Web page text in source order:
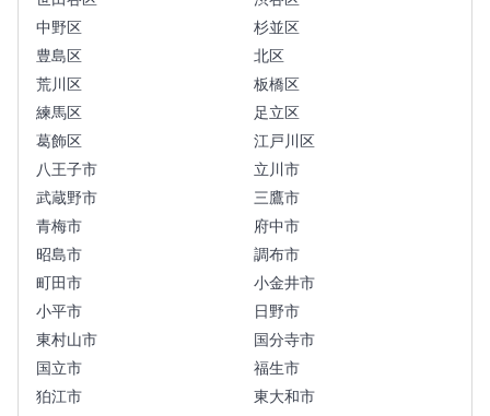
中野区
杉並区
豊島区
北区
荒川区
板橋区
練馬区
足立区
葛飾区
江戸川区
八王子市
立川市
武蔵野市
三鷹市
青梅市
府中市
昭島市
調布市
町田市
小金井市
小平市
日野市
東村山市
国分寺市
国立市
福生市
狛江市
東大和市